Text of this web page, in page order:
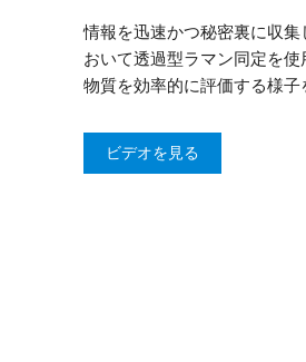
情報を迅速かつ秘密裏に収
おいて透過型ラマン同定を
物質を効率的に評価する様子
ビデオを見る